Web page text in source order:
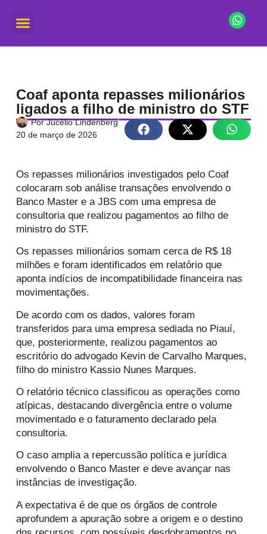
Coaf aponta repasses milionários
ligados a filho de ministro do STF
PorJucélio Lindenberg
20 de março de 2026
Os repasses milionários investigados pelo Coaf
colocaram sob análise transações envolvendo o
Banco Master e a JBS com uma empresa de
consultoria que realizou pagamentos ao filho de
ministro do STF.
Os repasses milionários somam cerca de R$ 18
milhões e foram identificados em relatório que
aponta indícios de incompatibilidade financeira nas
movimentações.
De acordo com os dados, valores foram
transferidos para uma empresa sediada no Piauí,
que, posteriormente, realizou pagamentos ao
escritório do advogado Kevin de Carvalho Marques,
filho do ministro Kassio Nunes Marques.
O relatório técnico classificou as operações como
atípicas, destacando divergência entre o volume
movimentado e o faturamento declarado pela
consultoria.
O caso amplia a repercussão política e jurídica
envolvendo o Banco Master e deve avançar nas
instâncias de investigação.
A expectativa é de que os órgãos de controle
aprofundem a apuração sobre a origem e o destino